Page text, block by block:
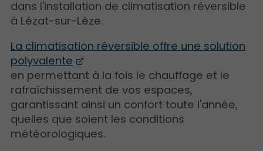
dans l'installation de climatisation réversible
à Lézat-sur-Lèze.
La climatisation réversible offre une solution
polyvalente
en permettant à la fois le chauffage et le
rafraîchissement de vos espaces,
garantissant ainsi un confort toute l'année,
quelles que soient les conditions
météorologiques.